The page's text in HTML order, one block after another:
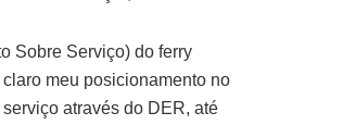
Sobre Serviço) do ferry
meu posicionamento no
através do DER, até